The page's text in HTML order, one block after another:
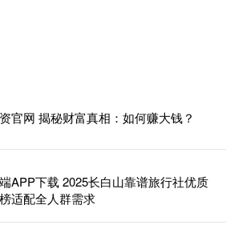
官网 揭秘财富真相：如何赚大钱？
APP下载 2025长白山靠谱旅行社优质
适配全人群需求